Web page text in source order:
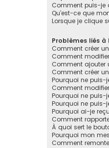
Comment puis-je
Qu’est-ce que
Lorsque je clique
Problèmes liés
Comment créer
Comment
Comment ajouter
Comment créer
Pourquoi ne puis-
Comment
Pourquoi ne
Pourquoi ne puis-
Pourquoi ai-je
Comment
À quoi sert le
Pourquoi mon
Comment